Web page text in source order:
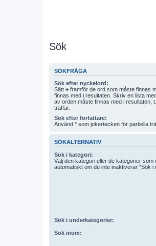
Sök
SÖKFRÅGA
Sök efter nyckelord:
Sätt + framför de ord som måste finnas
finnas med i resultaten. Skriv en lista
av orden måste finnas med i resultaten,
träffar.
Sök efter författare:
Använd * som jokertecken för partiella
SÖKALTERNATIV
Sök i kategori:
Välj den kategori eller de kategorier
automatiskt om du inte inaktiverar “Sök i
Sök i underkategorier:
Sök inom: